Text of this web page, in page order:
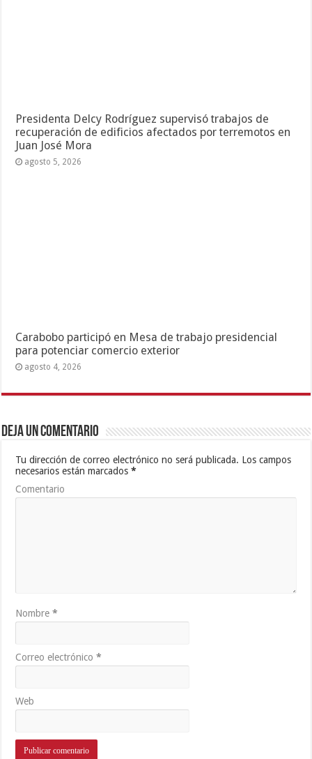
Presidenta Delcy Rodríguez supervisó trabajos de
recuperación de edificios afectados por terremotos en
Juan José Mora
agosto 5, 2026
Carabobo participó en Mesa de trabajo presidencial
para potenciar comercio exterior
agosto 4, 2026
Deja un comentario
Tu dirección de correo electrónico no será publicada. Los campos
necesarios están marcados*
Comentario
Nombre*
Correo electrónico*
Web